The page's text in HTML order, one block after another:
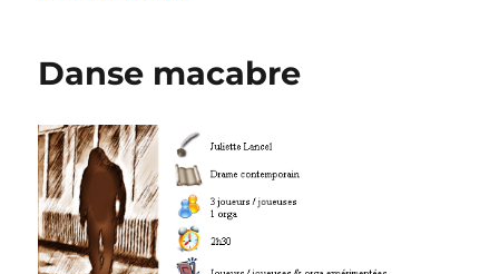
Danse macabre